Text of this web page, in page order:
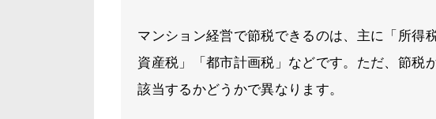
マンション経営で節税できるのは、主に「所得
資産税」「都市計画税」などです。ただ、節税
該当するかどうかで異なります。